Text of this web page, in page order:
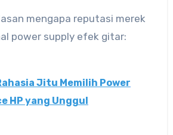
mengapa reputasi merek
power supply efek gitar:
Jitu Memilih Power
HP yang Unggul